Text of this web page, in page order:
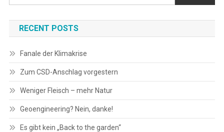
RECENT POSTS
Fanale der Klimakrise
Zum CSD-Anschlag vorgestern
Weniger Fleisch – mehr Natur
Geoengineering? Nein, danke!
Es gibt kein „Back to the garden“